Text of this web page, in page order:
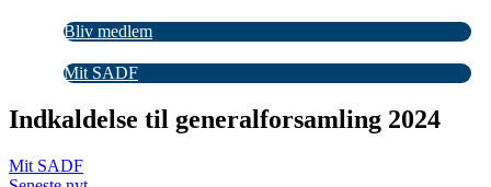
Bliv medlem
Mit SADF
Indkaldelse til generalforsamling 2024
Mit SADF